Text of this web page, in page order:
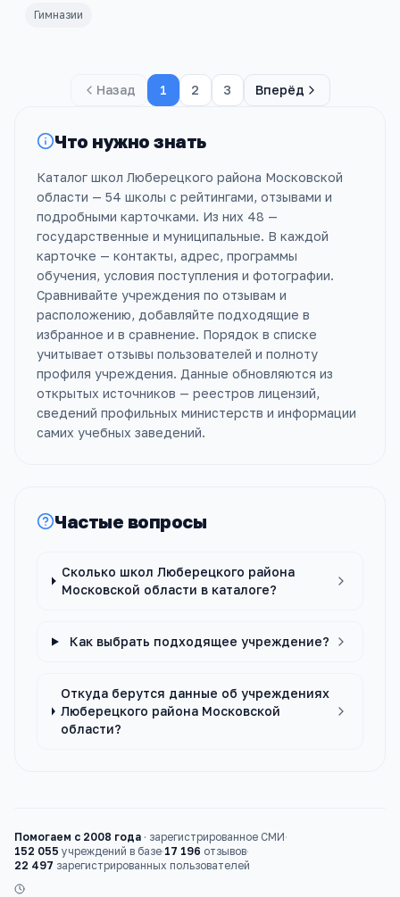
Гимназии
Назад 1 2 3 Вперёд
Что нужно знать
Каталог школ Люберецкого района Московской
области — 54 школы с рейтингами, отзывами и
подробными карточками. Из них 48 —
государственные и муниципальные. В каждой
карточке — контакты, адрес, программы
обучения, условия поступления и фотографии.
Сравнивайте учреждения по отзывам и
расположению, добавляйте подходящие в
избранное и в сравнение. Порядок в списке
учитывает отзывы пользователей и полноту
профиля учреждения. Данные обновляются из
открытых источников — реестров лицензий,
сведений профильных министерств и информации
самих учебных заведений.
Частые вопросы
Сколько школ Люберецкого района
Московской области в каталоге?
Как выбрать подходящее учреждение?
Откуда берутся данные об учреждениях
Люберецкого района Московской
области?
Помогаем с 2008 года · зарегистрированное СМИ·
152 055 учреждений в базе·17 196 отзывов·
22 497 зарегистрированных пользователей